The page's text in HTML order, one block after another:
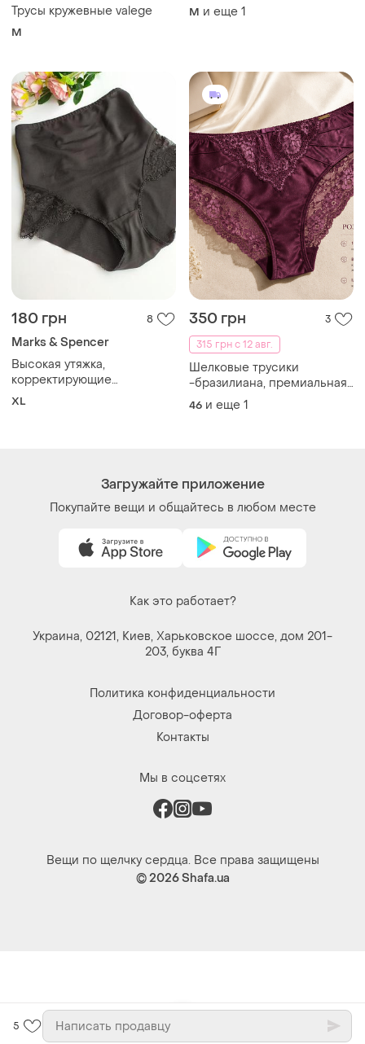
Трусы кружевные valege
M
M и еще 1
180 грн 8
Marks & Spencer
Высокая утяжка,
корректирующие
утягивающие трусики
XL
350 грн
3
315 грн с 12 авг.
Шелковые трусики
-бразилиана, премиальная
линейка m&amp;s,autograph
| marks and spencer
46 и еще 1
5
Загружайте приложение
Покупайте вещи и общайтесь в любом месте
Как это работает?
Украина, 02121, Киев, Харьковское шоссе, дом 201-
203, буква 4Г
Политика конфиденциальности
Договор-оферта
Контакты
Мы в соцсетях
Вещи по щелчку сердца. Все права защищены
© 2026Shafa.ua